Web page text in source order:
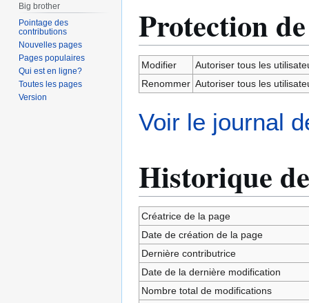
Protection
Modifier
Autoriser tous les
Renommer Autoriser tous les
Voir le journal
Historique
Créatrice de la page
Date de création de la page
Dernière contributrice
Date de la dernière modification
Nombre total de modifications
Big brother
Pointage des
contributions
Nouvelles pages
Pages populaires
Qui est en ligne?
Toutes les pages
Version